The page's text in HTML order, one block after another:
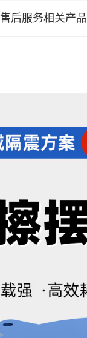
售后服务相关产品